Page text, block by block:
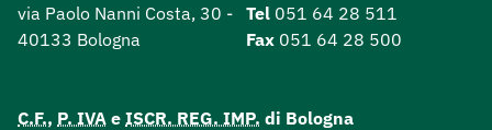
via Paolo Nanni Costa, 30 -
40133 Bologna
Tel 051 64 28 511
Fax 051 64 28 500
C.F., P. IVA e ISCR. REG. IMP. di Bologna